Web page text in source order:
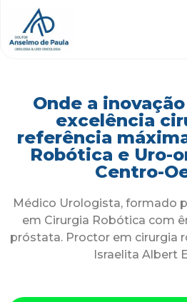
Onde a
excelência
referência
Robótica e Uro-
Centro-
Médico Urologista, formado
em Cirurgia Robótica com
próstata. Proctor em cirurgia
Israelita Albert